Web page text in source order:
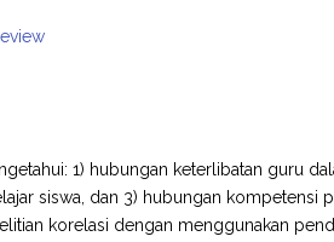
1) hubungan keterlibatan guru
siswa, dan 3) hubungan kompetensi
korelasi dengan menggunakan